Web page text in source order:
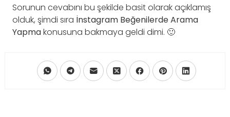
Sorunun cevabını bu şekilde basit olarak açıklamış
olduk, şimdi sıra İnstagram Beğenilerde Arama
Yapmakonusuna bakmaya geldi dimi. 🙂